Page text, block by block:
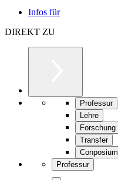
Infos für
DIREKT ZU
Professur
Lehre
Forschung
Transfer
Conposium
Professur